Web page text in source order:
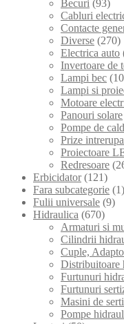
Becuri (93)
Cabluri
Contacte
Diverse (270)
Electrica auto
Invertoare de
Lampi bec
Lampi si
Motoare
Panouri solare
Pompe de
Prize
Proiectoare
Redresoare
Erbicidator (121)
Fara subcategorie (1)
Fulii universale (9)
Hidraulica (670)
Armaturi si
Cilindrii
Cuple,
Distribuitoare
Furtunuri
Furtunuri
Masini de
Pompe